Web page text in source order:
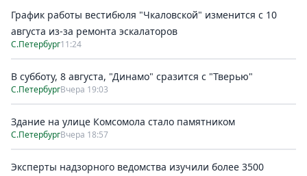
График работы вестибюля "Чкаловской" изменится с 10
августа из-за ремонта эскалаторов
С.Петербург11:24
В субботу, 8 августа, "Динамо" сразится с "Тверью"
С.ПетербургВчера 19:03
Здание на улице Комсомола стало памятником
С.ПетербургВчера 18:57
Эксперты надзорного ведомства изучили более 3500